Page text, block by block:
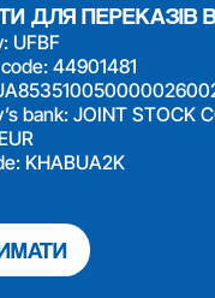
ДЛЯ ПЕРЕКАЗІВ
UFBF
44901481
bank: JOINT STOCK
KHABUA2K